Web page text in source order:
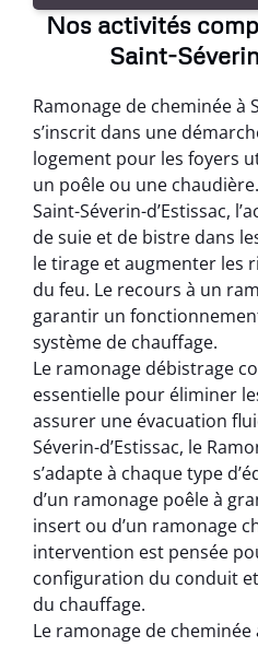
Nos activités
Saint-
Ramonage de cheminée à
s’inscrit dans une
logement pour les foyers
un poêle ou une
Saint-Séverin-d’Estissac,
de suie et de bistre dans
le tirage et augmenter les
du feu. Le recours à un
garantir un
système de chauffage.
Le ramonage débistrage
essentielle pour éliminer
assurer une évacuation
Séverin-d’Estissac, le
s’adapte à chaque type
d’un ramonage poêle à
insert ou d’un ramonage
intervention est pensée
configuration du conduit
du chauffage.
Le ramonage de cheminée